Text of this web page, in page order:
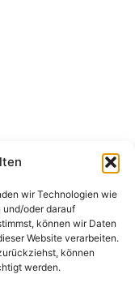
wir Technologien wie
und/oder darauf
können wir Daten
Website verarbeiten.
können
werden.